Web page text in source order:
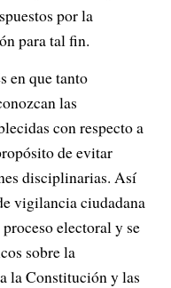
por la
para tal fin.
en que tanto
las
con respecto a
de evitar
disciplinarias. Así
vigilancia ciudadana
electoral y se
sobre la
la Constitución y las